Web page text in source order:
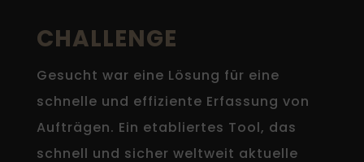
CHALLENGE
Gesucht war eine Lösung für eine
schnelle und effiziente Erfassung von
Aufträgen. Ein etabliertes Tool, das
schnell und sicher weltweit aktuelle